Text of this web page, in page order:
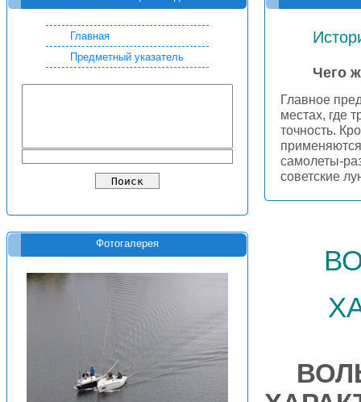
Главная
Предметный указатель
Фотогалерея
Чего
Главное
местах, где
точность.
самолеты-
советские